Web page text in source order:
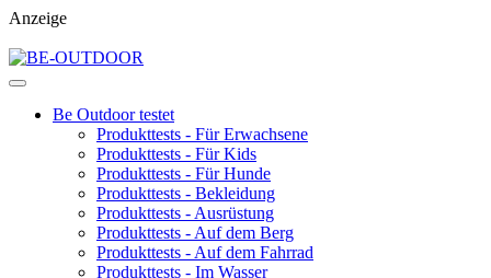
Anzeige
Be Outdoor testet
Produkttests - Für Erwachsene
Produkttests - Für Kids
Produkttests - Für Hunde
Produkttests - Bekleidung
Produkttests - Ausrüstung
Produkttests - Auf dem Berg
Produkttests - Auf dem Fahrrad
Produkttests - Im Wasser